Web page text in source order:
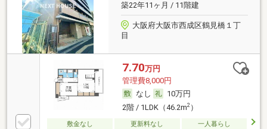
築22年11ヶ月 / 11階建
大阪府大阪市西成区鶴見橋１丁
目
7.70万円
管理費8,000円
なし
10万円
2階 / 1LDK（46.2m2）
敷金なし 更新料なし
一人暮らし